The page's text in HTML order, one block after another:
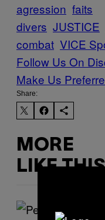
agression faits
divers JUSTICE
combat VICE
Follow Us On
Make Us
Share:
MORE
LIKE THIS